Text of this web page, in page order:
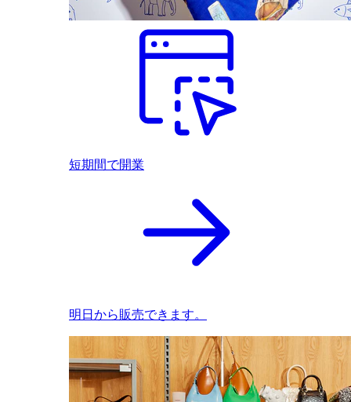
短期間で開業
明日から販売できます。